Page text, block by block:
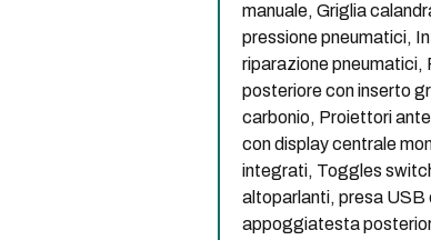
manuale, Griglia
pressione pneumatici,
riparazione pneumatici,
posteriore con inserto
carbonio, Proiettori
con display centrale
integrati, Toggles
altoparlanti, presa USB
appoggiatesta